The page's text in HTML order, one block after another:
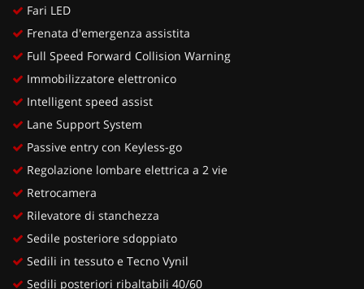
Fari LED
Frenata d'emergenza assistita
Full Speed Forward Collision Warning
Immobilizzatore elettronico
Intelligent speed assist
Lane Support System
Passive entry con Keyless-go
Regolazione lombare elettrica a 2 vie
Retrocamera
Rilevatore di stanchezza
Sedile posteriore sdoppiato
Sedili in tessuto e Tecno Vynil
Sedili posteriori ribaltabili 40/60